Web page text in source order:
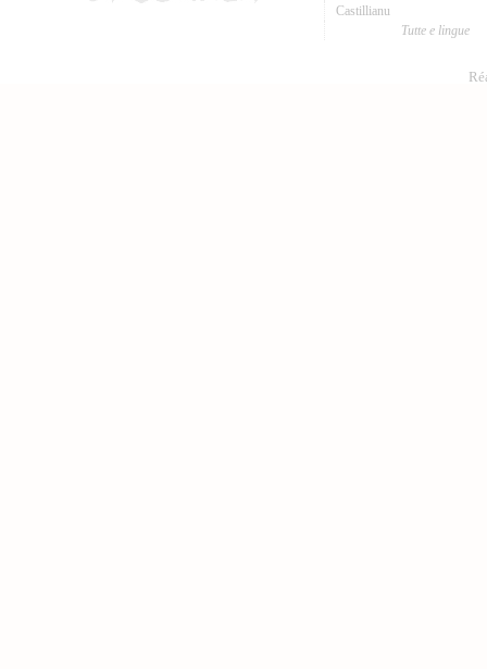
Castillianu
Tutte e lingue